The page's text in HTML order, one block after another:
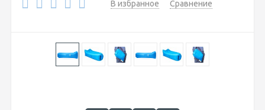
В избранное Сравнение